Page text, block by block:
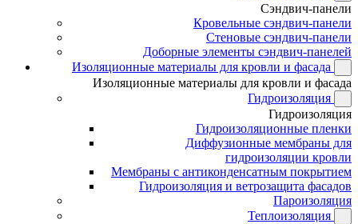
Сэндвич-панели
Кровельные сэндвич-панели
Стеновые сэндвич-панели
Доборные элементы сэндвич-панелей
Изоляционные материалы для кровли и фасада
Изоляционные материалы для кровли и фасада
Гидроизоляция
Гидроизоляция
Гидроизоляционные пленки
Диффузионные мембраны для
гидроизоляции кровли
Мембраны с антиконденсатным покрытием
Гидроизоляция и ветрозащита фасадов
Пароизоляция
Теплоизоляция